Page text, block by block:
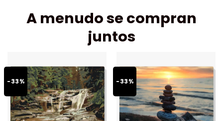
A menudo se compran
juntos
-33% -33%